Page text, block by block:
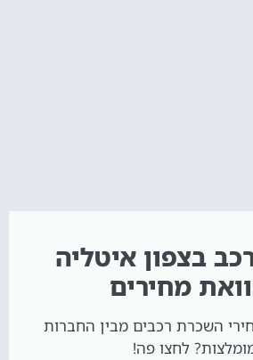
בצפון איטליה
מחירים
השכרת רכבים מבין החברות
לחצו פה!